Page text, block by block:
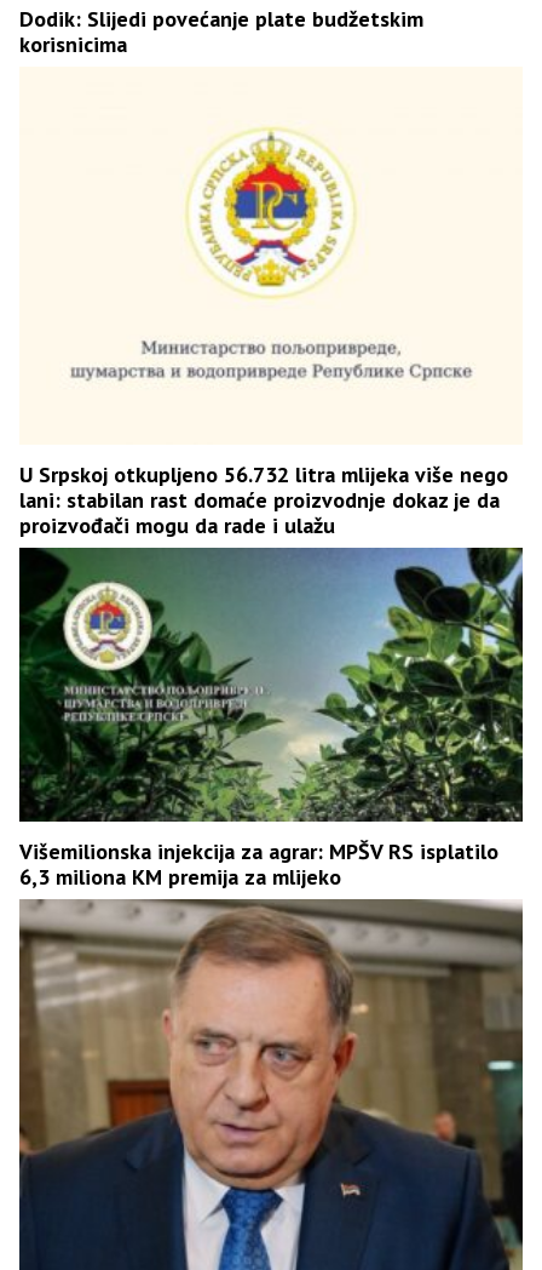
Dodik: Slijedi povećanje plate budžetskim
korisnicima
U Srpskoj otkupljeno 56.732 litra mlijeka više nego
lani: stabilan rast domaće proizvodnje dokaz je da
proizvođači mogu da rade i ulažu
Višemilionska injekcija za agrar: MPŠV RS isplatilo
6,3 miliona KM premija za mlijeko